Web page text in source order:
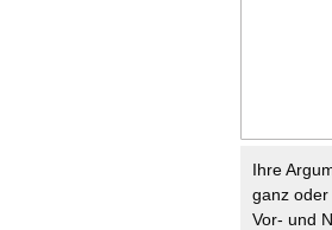
Ihre
ganz
Vor- und